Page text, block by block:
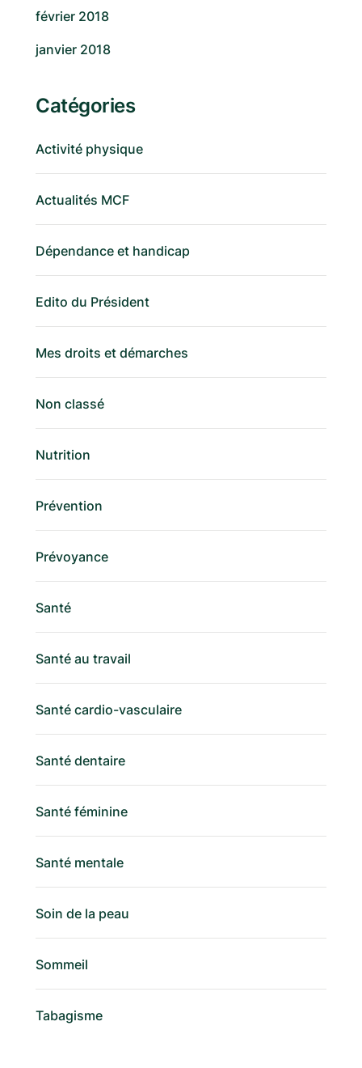
février 2018
janvier 2018
Catégories
Activité physique
Actualités MCF
Dépendance et handicap
Edito du Président
Mes droits et démarches
Non classé
Nutrition
Prévention
Prévoyance
Santé
Santé au travail
Santé cardio-vasculaire
Santé dentaire
Santé féminine
Santé mentale
Soin de la peau
Sommeil
Tabagisme